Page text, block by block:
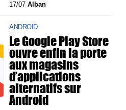
17/07Alban
ANDROID
Le Google Play Store
ouvre enfin la porte
aux magasins
d’applications
alternatifs sur
Android